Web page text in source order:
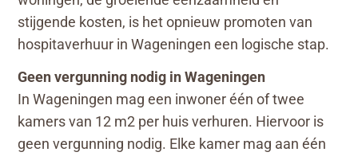
stijgende kosten, is het opnieuw promoten van
hospitaverhuur in Wageningen een logische stap.
Geen vergunning nodig in Wageningen
In Wageningen mag een inwoner één of twee
kamers van 12 m2 per huis verhuren. Hiervoor is
geen vergunning nodig. Elke kamer mag aan één